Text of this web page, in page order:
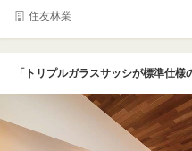
住友林業